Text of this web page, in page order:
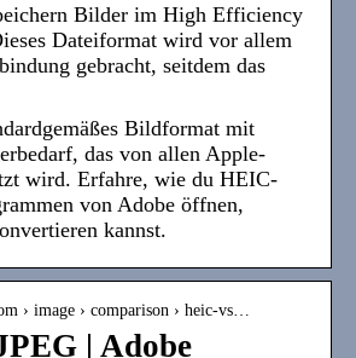
Bilder im High Efficiency
Dateiformat wird vor allem
gebracht, seitdem das
Bildformat mit
das von allen Apple-
wird. Erfahre, wie du HEIC-
von Adobe öffnen,
kannst.
› image › comparison › heic-vs…
| Adobe